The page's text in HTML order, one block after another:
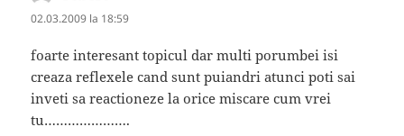
02.03.2009 la 18:59
foarte interesant topicul dar multi porumbei isi
creaza reflexele cand sunt puiandri atunci poti sai
inveti sa reactioneze la orice miscare cum vrei
tu………………….